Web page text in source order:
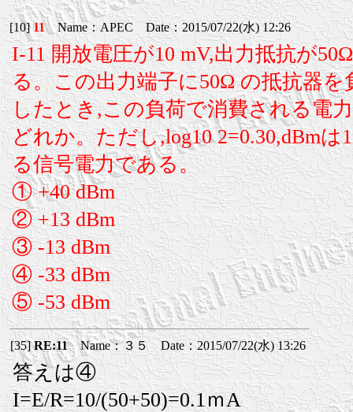
[10]11Name：APEC Date：2015/07/22(水) 12:26
I-11 開放電圧が10 mV,出力抵抗が
る。この出力端子に50Ω の抵抗器を
したとき,この負荷で消費される電
どれか。ただし,log10 2=0.30,dBmは
る信号電力である。
① +40 dBm
② +13 dBm
③ -13 dBm
④ -33 dBm
⑤ -53 dBm
[35]RE:11Name：３５ Date：2015/07/22(水) 13:26
答えは④
I=E/R=10/(50+50)=0.1ｍA